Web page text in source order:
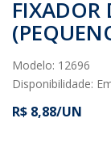
FIXADOR
Modelo: 12696
Disponibilidade:
R$ 8,88/UN